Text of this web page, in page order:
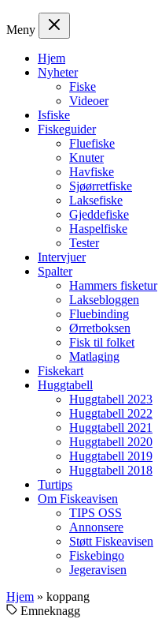
Meny
Hjem
Nyheter
Fiske
Videoer
Isfiske
Fiskeguider
Fluefiske
Knuter
Havfiske
Sjøørretfiske
Laksefiske
Gjeddefiske
Haspelfiske
Tester
Intervjuer
Spalter
Hammers fisketur
Laksebloggen
Fluebinding
Ørretboksen
Fisk til folket
Matlaging
Fiskekart
Huggtabell
Huggtabell 2023
Huggtabell 2022
Huggtabell 2021
Huggtabell 2020
Huggtabell 2019
Huggtabell 2018
Turtips
Om Fiskeavisen
TIPS OSS
Annonsere
Støtt Fiskeavisen
Fiskebingo
Jegeravisen
Hjem » koppang
Emneknagg